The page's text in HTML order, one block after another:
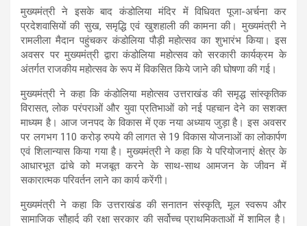
मुख्यमंत्री ने इसके बाद कंडोलिया मंदिर में विधिवत पूजा-अर्चना कर
प्रदेशवासियों की सुख, समृद्धि एवं खुशहाली की कामना की। मुख्यमंत्री ने
रामलीला मैदान पहुंचकर कंडोलिया पौड़ी महोत्सव का शुभारंभ किया। इस
अवसर पर मुख्यमंत्री द्वारा कंडोलिया महोत्सव को सरकारी कार्यक्रम के
अंतर्गत राजकीय महोत्सव के रूप में विकसित किये जाने की घोषणा की गई।
मुख्यमंत्री ने कहा कि कंडोलिया महोत्सव उत्तराखंड की समृद्ध सांस्कृतिक
विरासत, लोक परंपराओं और युवा प्रतिभाओं को नई पहचान देने का सशक्त
माध्यम है। आज जनपद के विकास में एक नया अध्याय जुड़ा है। इस अवसर
पर लगभग 110 करोड़ रुपये की लागत से 19 विकास योजनाओं का लोकार्पण
एवं शिलान्यास किया गया है। मुख्यमंत्री ने कहा कि ये परियोजनाएं क्षेत्र के
आधारभूत ढांचे को मजबूत करने के साथ-साथ आमजन के जीवन में
सकारात्मक परिवर्तन लाने का कार्य करेंगी।
मुख्यमंत्री ने कहा कि उत्तराखंड की सनातन संस्कृति, मूल स्वरूप और
सामाजिक सौहार्द की रक्षा सरकार की सर्वोच्च प्राथमिकताओं में शामिल है।